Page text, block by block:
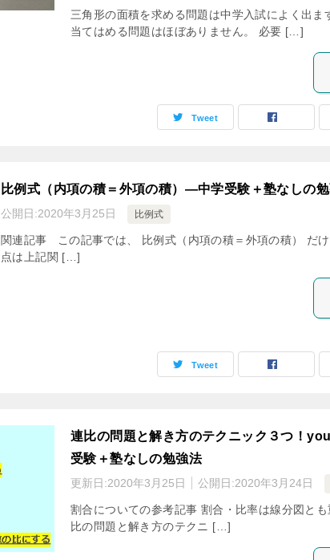
三角形の面積を求める問題は中学入試によく出ま
当てはめる問題はほぼありません。 必要 […]
Tweet
比例式（内項の積＝外項の積）―中学受験＋塾なしの
公開日:2020年3月25日 比例式
関連記事 この記事では、 比例式（内項の積＝外項の積） だ
点は上記関 […]
Tweet
連比の問題と解き方のテクニック３つ！
受験＋塾なしの勉強法
更新日:2020年3月25日 公開日:2020年3月24日
割合についての参考記事 割合・比率は線分図と
比の問題と解き方のテクニ […]